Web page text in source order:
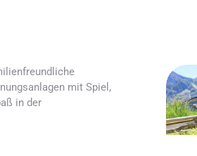
mit Spiel,
in der